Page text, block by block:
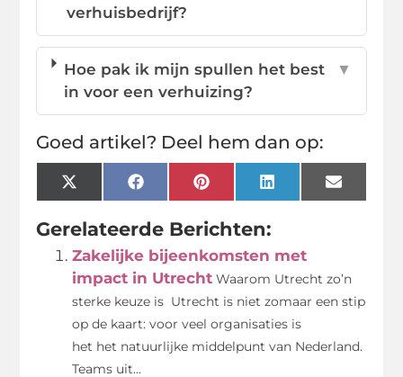
verhuisbedrijf?
Hoe pak ik mijn spullen het best
in voor een verhuizing?
▼
Goed artikel? Deel hem dan op:
X
(Twitter)
FacebookPinterestLinkedInEmail
Gerelateerde Berichten:
Zakelijke bijeenkomsten met
impact in Utrecht Waarom Utrecht zo’n
sterke keuze is Utrecht is niet zomaar een stip
op de kaart: voor veel organisaties is
het het natuurlijke middelpunt van Nederland.
Teams uit...